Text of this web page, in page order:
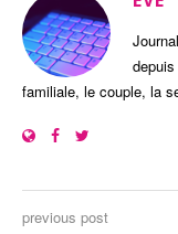
familiale, le couple, la
previous post